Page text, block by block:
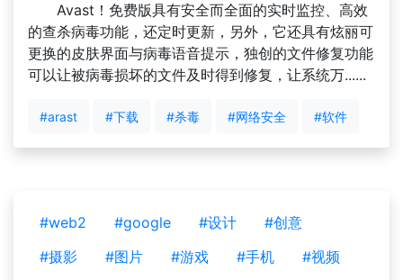
Avast！免费版具有安全而全面的实时监控、高效
的查杀病毒功能，还定时更新，另外，它还具有炫丽可
更换的皮肤界面与病毒语音提示，独创的文件修复功能
可以让被病毒损坏的文件及时得到修复，让系统万......
#arast #下载 #杀毒 #网络安全 #软件
#web2 #google #设计
#创意
#摄影
#图片 #游戏 #手机
#视频